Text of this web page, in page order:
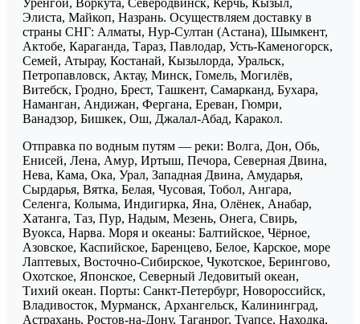
Уренгой, Воркута, Северодвинск, Керчь, Кызыл,
Элиста, Майкоп, Назрань. Осуществляем доставку в
страны СНГ: Алматы, Нур-Султан (Астана), Шымкент,
Актобе, Караганда, Тараз, Павлодар, Усть-Каменогорск,
Семей, Атырау, Костанай, Кызылорда, Уральск,
Петропавловск, Актау, Минск, Гомель, Могилёв,
Витебск, Гродно, Брест, Ташкент, Самарканд, Бухара,
Наманган, Андижан, Фергана, Ереван, Гюмри,
Ванадзор, Бишкек, Ош, Джалал-Абад, Каракол.
Отправка по водным путям — реки: Волга, Дон, Обь,
Енисей, Лена, Амур, Иртыш, Печора, Северная Двина,
Нева, Кама, Ока, Урал, Западная Двина, Амударья,
Сырдарья, Вятка, Белая, Чусовая, Тобол, Ангара,
Селенга, Колыма, Индигирка, Яна, Олёнек, Анабар,
Хатанга, Таз, Пур, Надым, Мезень, Онега, Свирь,
Вуокса, Нарва. Моря и океаны: Балтийское, Чёрное,
Азовское, Каспийское, Баренцево, Белое, Карское, море
Лаптевых, Восточно-Сибирское, Чукотское, Берингово,
Охотское, Японское, Северный Ледовитый океан,
Тихий океан. Порты: Санкт-Петербург, Новороссийск,
Владивосток, Мурманск, Архангельск, Калининград,
Астрахань, Ростов-на-Дону, Таганрог, Туапсе, Находка,